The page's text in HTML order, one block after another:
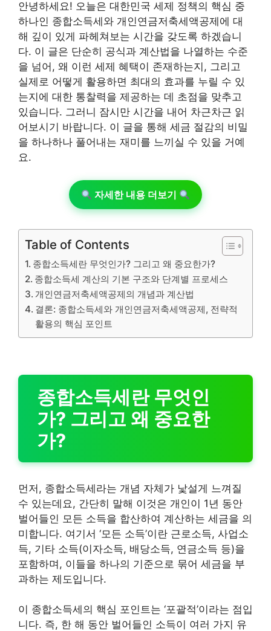
안녕하세요! 오늘은 대한민국 세제 정책의 핵심 중
하나인 종합소득세와 개인연금저축세액공제에 대
해 깊이 있게 파헤쳐보는 시간을 갖도록 하겠습니
다. 이 글은 단순히 공식과 계산법을 나열하는 수준
을 넘어, 왜 이런 세제 혜택이 존재하는지, 그리고
실제로 어떻게 활용하면 최대의 효과를 누릴 수 있
는지에 대한 통찰력을 제공하는 데 초점을 맞추고
있습니다. 그러니 잠시만 시간을 내어 차근차근 읽
어보시기 바랍니다. 이 글을 통해 세금 절감의 비밀
을 하나하나 풀어내는 재미를 느끼실 수 있을 거예
요.
자세한 내용 더보기
Table of Contents
종합소득세란 무엇인가? 그리고 왜 중요한가?
종합소득세 계산의 기본 구조와 단계별 프로세스
개인연금저축세액공제의 개념과 계산법
결론: 종합소득세와 개인연금저축세액공제, 전략적
활용의 핵심 포인트
종합소득세란 무엇인
가? 그리고 왜 중요한
가?
먼저, 종합소득세라는 개념 자체가 낯설게 느껴질
수 있는데요, 간단히 말해 이것은 개인이 1년 동안
벌어들인 모든 소득을 합산하여 계산하는 세금을 의
미합니다. 여기서 ‘모든 소득’이란 근로소득, 사업소
득, 기타 소득(이자소득, 배당소득, 연금소득 등)을
포함하며, 이들을 하나의 기준으로 묶어 세금을 부
과하는 제도입니다.
이 종합소득세의 핵심 포인트는 ‘포괄적’이라는 점입
니다. 즉, 한 해 동안 벌어들인 소득이 여러 가지 유